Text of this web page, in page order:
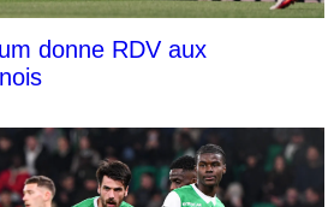
donne RDV aux